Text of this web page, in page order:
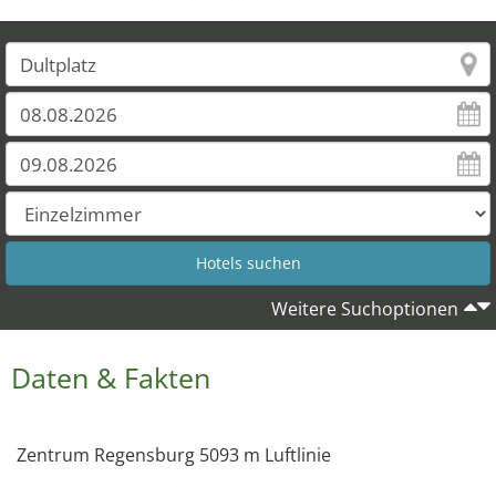
Weitere Suchoptionen
Daten & Fakten
Zentrum Regensburg 5093 m Luftlinie